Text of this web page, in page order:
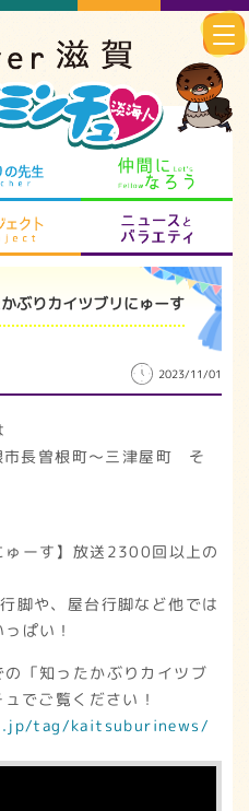
滋賀 となりの先生
ネタ プロジェクト
ぶりカイツブリにゅーす
2023/11/01
曽根町～三津屋町 そ
ゅーす】放送2300回以上の
脚や、屋台行脚など他では
ぱい！
「知ったかぶりカイツブ
でご覧ください！
tag/kaitsuburinews/